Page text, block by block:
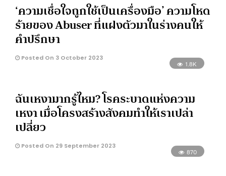
‘ความเชื่อใจถูกใช้เป็นเครื่องมือ’ ความโหด
ร้ายของ Abuser ที่แฝงตัวมาในร่างคนให้
คำปรึกษา
Posted On 3 October 2023
1.8K
ฉันเหงามากรู้ไหม? โรคระบาดแห่งความ
เหงา เมื่อโครงสร้างสังคมทำให้เราเปล่า
เปลี่ยว
Posted On 29 September 2023
870